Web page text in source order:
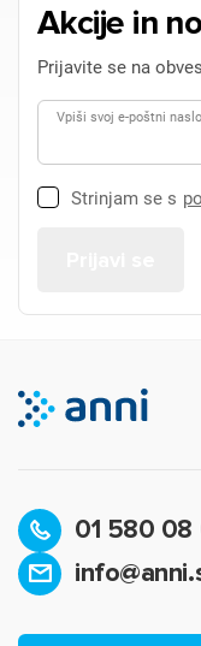
Akcije in
Prijavite se na
Vpiši svoj e-poštni
Strinjam se s
01 580 08